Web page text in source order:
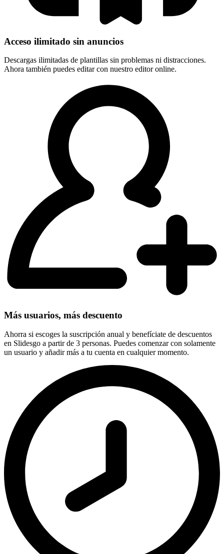
Acceso ilimitado sin anuncios
Descargas ilimitadas de plantillas sin problemas ni distracciones.
Ahora también puedes editar con nuestro editor online.
Más usuarios, más descuento
Ahorra si escoges la suscripción anual y benefíciate de descuentos
en Slidesgo a partir de 3 personas. Puedes comenzar con solamente
un usuario y añadir más a tu cuenta en cualquier momento.